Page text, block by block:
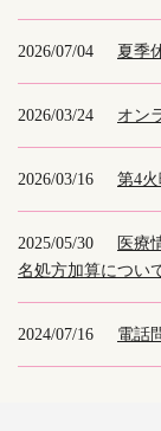
2026/07/04 夏季
2026/03/24 オン
2026/03/16 第4
2025/05/30
医療
名処方加算につい
2024/07/16 電話